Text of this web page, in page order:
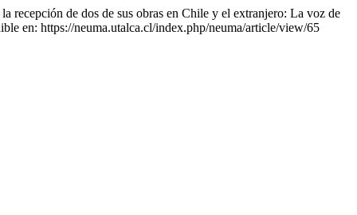
de dos de sus obras en Chile y el extranjero: La voz de
en: https://neuma.utalca.cl/index.php/neuma/article/view/65